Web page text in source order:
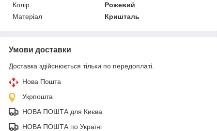
Колір
Рожевий
Матеріал
Кришталь
Умови доставки
Доставка здійснюється тільки по передоплаті.
Нова Пошта
Укрпошта
НОВА ПОШТА для Києва
НОВА ПОШТА по Україні